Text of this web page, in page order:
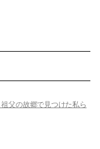
父の故郷で見つけた私ら